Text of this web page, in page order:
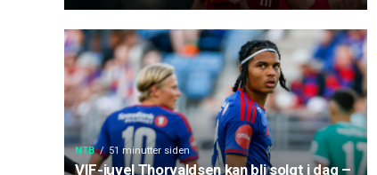
NTB 51 minutter siden
VIF-juvel Thorvaldsen kan bli solgt i dag –